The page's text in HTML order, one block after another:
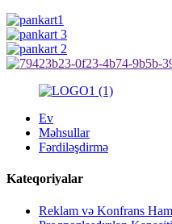
Ev
Məhsullar
Fərdiləşdirmə
Kateqoriyalar
Reklam və Konfrans